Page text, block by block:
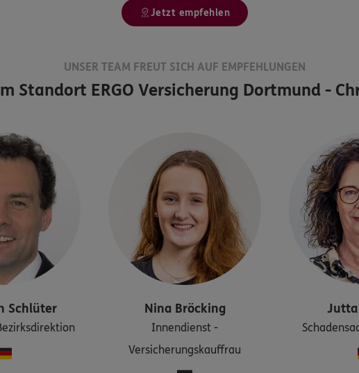
Jetzt empfehlen
UNSER TEAM FREUT SICH AUF EMPFEHLUNGEN
Standort ERGO Versicherung Dortmund -
Schlüter Nina Bröcking
Innendienst -
Versicherungskauffrau
Jutta